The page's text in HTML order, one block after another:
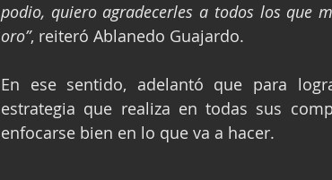
podio, quiero agradecerles a todos los que
oro”, reiteró Ablanedo Guajardo.
En ese sentido, adelantó que para
estrategia que realiza en todas sus
enfocarse bien en lo que va a hacer.